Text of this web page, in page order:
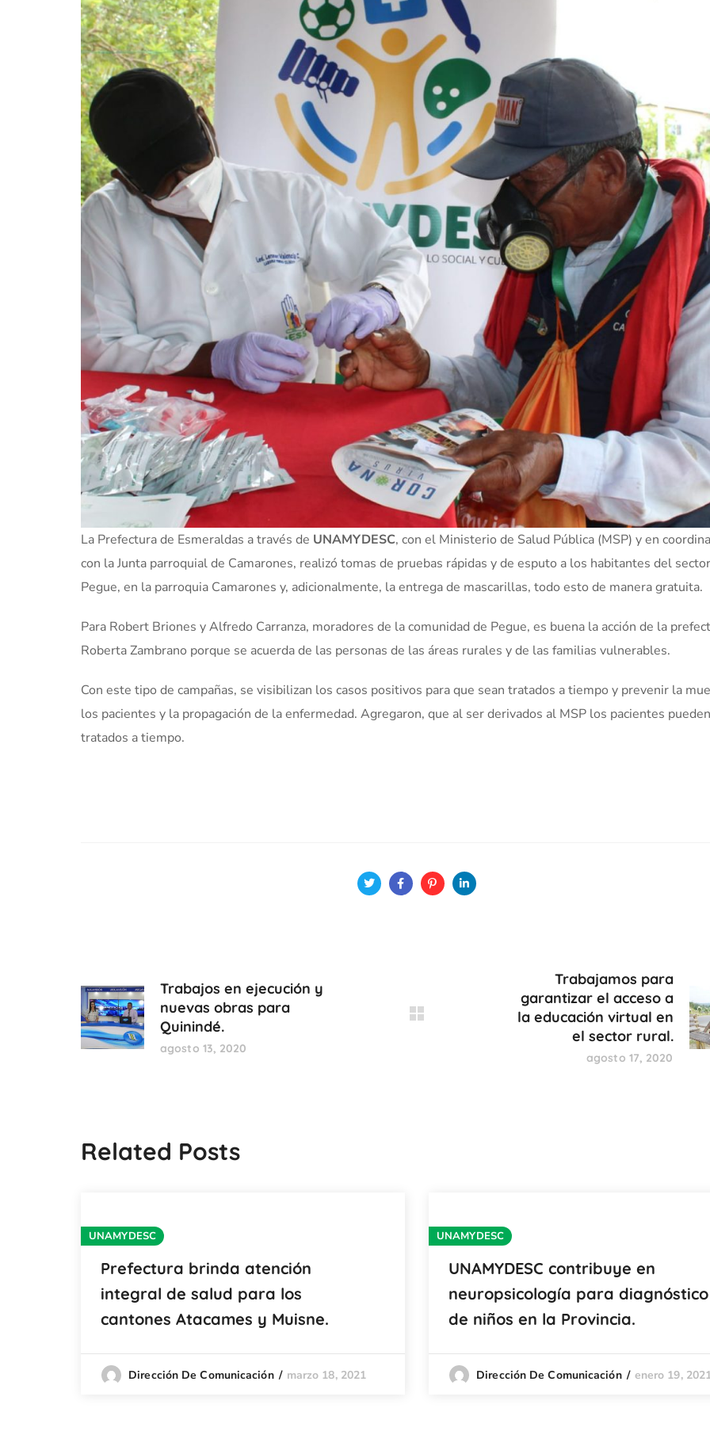
La Prefectura de Esmeraldas a través de UNAMYDESC, con el Ministerio de Salud Pública (MSP) y en
con la Junta parroquial de Camarones, realizó tomas de pruebas rápidas y de esputo a los habitantes del sector
Pegue, en la parroquia Camarones y, adicionalmente, la entrega de mascarillas, todo esto de manera gratuita.
Para Robert Briones y Alfredo Carranza, moradores de la comunidad de Pegue, es buena la acción de la
Roberta Zambrano porque se acuerda de las personas de las áreas rurales y de las familias vulnerables.
Con este tipo de campañas, se visibilizan los casos positivos para que sean tratados a tiempo y prevenir la
los pacientes y la propagación de la enfermedad. Agregaron, que al ser derivados al MSP los pacientes
tratados a tiempo.
Trabajos en ejecución y
nuevas obras para
Quinindé.
agosto 13, 2020
Trabajamos para
garantizar el acceso a
la educación virtual en
el sector rural.
agosto 17, 2020
Related Posts
UNAMYDESC
Prefectura brinda atención
integral de salud para los
cantones Atacames y Muisne.
Dirección De Comunicación marzo 18, 2021
UNAMYDESC
UNAMYDESC contribuye en
neuropsicología para diagnóstico
de niños en la Provincia.
Dirección De Comunicación enero 19,